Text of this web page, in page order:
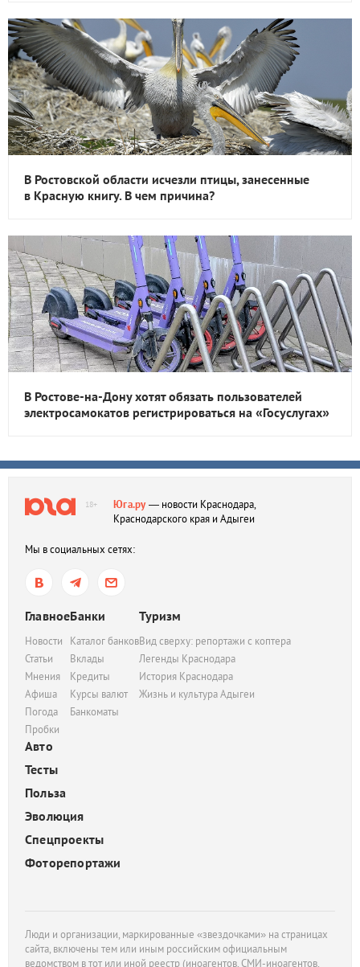
В Ростовской области исчезли птицы, занесенные
в Красную книгу. В чем причина?
В Ростове-на-Дону хотят обязать пользователей
электросамокатов регистрироваться на «Госуслугах»
18+ Юга.ру— новости Краснодара,
Краснодарского края и Адыгеи
Мы в социальных сетях:
Главное
Новости
Статьи
Мнения
Афиша
Погода
Пробки
Банки
Каталог банков
Вклады
Кредиты
Курсы валют
Банкоматы
Туризм
Вид сверху: репортажи с коптера
Легенды Краснодара
История Краснодара
Жизнь и культура Адыгеи
Авто
Тесты
Польза
Эволюция
Спецпроекты
Фоторепортажи
Люди и организации, маркированные «звездочками» на страницах
сайта, включены тем или иным российским официальным
ведомством в тот или иной реестр (иноагентов, СМИ-иноагентов,